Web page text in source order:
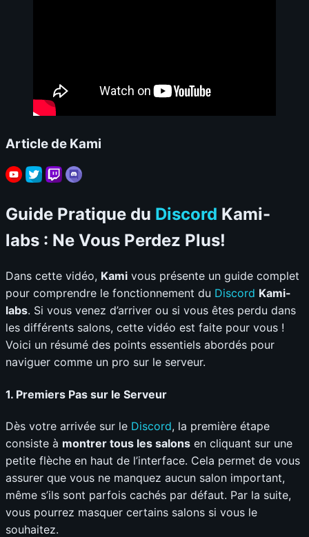
Article de Kami
Guide Pratique du Discord Kami-
labs : Ne Vous Perdez Plus!
Dans cette vidéo, Kami vous présente un guide complet
pour comprendre le fonctionnement du Discord Kami-
labs. Si vous venez d’arriver ou si vous êtes perdu dans
les différents salons, cette vidéo est faite pour vous !
Voici un résumé des points essentiels abordés pour
naviguer comme un pro sur le serveur.
1. Premiers Pas sur le Serveur
Dès votre arrivée sur le Discord, la première étape
consiste à montrer tous les salons en cliquant sur une
petite flèche en haut de l’interface. Cela permet de vous
assurer que vous ne manquez aucun salon important,
même s’ils sont parfois cachés par défaut. Par la suite,
vous pourrez masquer certains salons si vous le
souhaitez.